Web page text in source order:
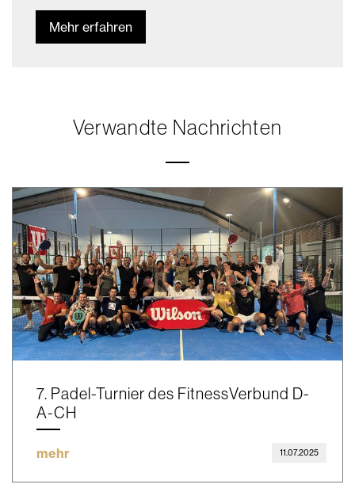
Mehr erfahren
Verwandte Nachrichten
7. Padel-Turnier des FitnessVerbund D-
A-CH
mehr 11.07.2025